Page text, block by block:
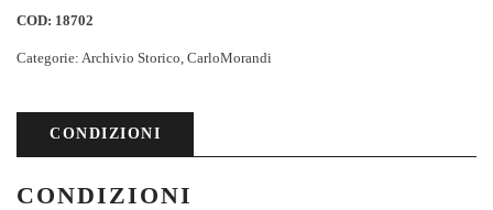
COD: 18702
Categorie: Archivio Storico, CarloMorandi
CONDIZIONI
CONDIZIONI